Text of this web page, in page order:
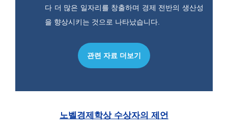
다 더 많은 일자리를 창출하며 경제 전반의 생산성
을 향상시키는 것으로 나타났습니다.
관련 자료 더보기
노벨경제학상 수상자의 제언